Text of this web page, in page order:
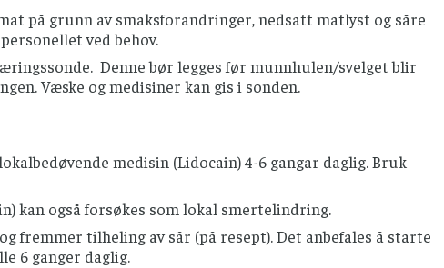
på grunn av smaksforandringer, nedsatt matlyst og såre
ved behov.
Denne bør legges før munnhulen/svelget blir
Væske og medisiner kan gis i sonden.
medisin (Lidocain) 4-6 gangar daglig. Bruk
kan også forsøkes som lokal smertelindring.
fremmer tilheling av sår (på resept). Det anbefales å starte
6 ganger daglig.